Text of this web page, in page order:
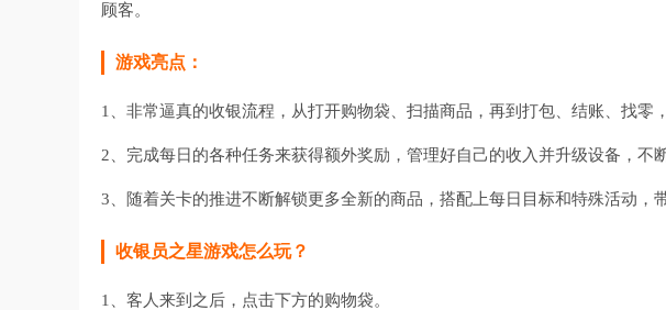
顾客。
游戏亮点：
1、非常逼真的收银流程，从打开购物袋、扫描商品，再到打包、结账、找零
2、完成每日的各种任务来获得额外奖励，管理好自己的收入并升级设备，不
3、随着关卡的推进不断解锁更多全新的商品，搭配上每日目标和特殊活动，
收银员之星游戏怎么玩？
1、客人来到之后，点击下方的购物袋。